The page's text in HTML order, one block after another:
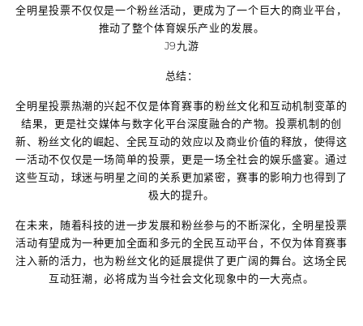
全明星投票不仅仅是一个粉丝活动，更成为了一个巨大的商业平台，
推动了整个体育娱乐产业的发展。
J9九游
总结：
全明星投票热潮的兴起不仅是体育赛事的粉丝文化和互动机制变革的
结果，更是社交媒体与数字化平台深度融合的产物。投票机制的创
新、粉丝文化的崛起、全民互动的效应以及商业价值的释放，使得这
一活动不仅仅是一场简单的投票，更是一场全社会的娱乐盛宴。通过
这些互动，球迷与明星之间的关系更加紧密，赛事的影响力也得到了
极大的提升。
在未来，随着科技的进一步发展和粉丝参与的不断深化，全明星投票
活动有望成为一种更加全面和多元的全民互动平台，不仅为体育赛事
注入新的活力，也为粉丝文化的延展提供了更广阔的舞台。这场全民
互动狂潮，必将成为当今社会文化现象中的一大亮点。